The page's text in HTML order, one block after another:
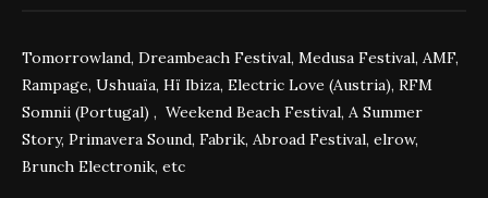
Tomorrowland, Dreambeach Festival, Medusa Festival, AMF,
Rampage, Ushuaïa, Hï Ibiza, Electric Love (Austria), RFM
Somnii (Portugal) , Weekend Beach Festival, A Summer
Story, Primavera Sound, Fabrik, Abroad Festival, elrow,
Brunch Electronik, etc